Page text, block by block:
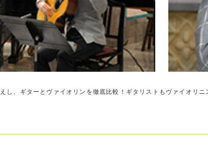
し、ギターとヴァイオリンを徹底比較！ギタリストもヴァイオリ